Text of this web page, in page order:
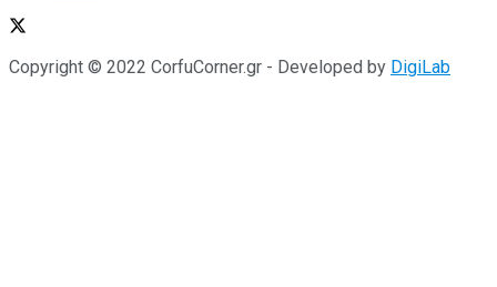
Copyright © 2022 CorfuCorner.gr - Developed by DigiLab